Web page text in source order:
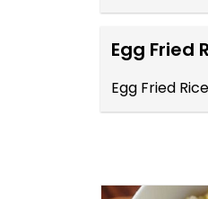
Egg Fried
Egg Fried